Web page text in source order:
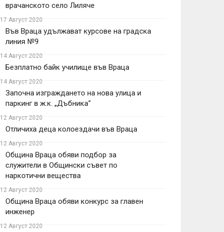
врачанското село Лиляче
17 Август 2020
Във Враца удължават курсове на градска
линия №9
14 Август 2020
Безплатно байк училище във Враца
14 Август 2020
Започна изграждането на нова улица и
паркинг в ж.к. „Дъбника“
12 Август 2020
Отличиха деца колоездачи във Враца
12 Август 2020
Община Враца обяви подбор за
служители в Общински съвет по
наркотични вещества
12 Август 2020
Община Враца обяви конкурс за главен
инженер
12 Август 2020